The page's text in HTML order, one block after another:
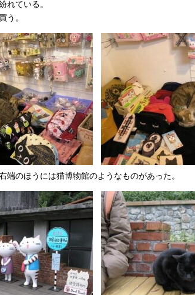
れている。
う。
端のほうには猫博物館のようなものがあった。